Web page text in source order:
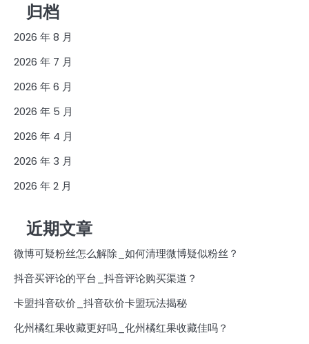
归档
2026 年 8 月
2026 年 7 月
2026 年 6 月
2026 年 5 月
2026 年 4 月
2026 年 3 月
2026 年 2 月
近期文章
微博可疑粉丝怎么解除_如何清理微博疑似粉丝？
抖音买评论的平台_抖音评论购买渠道？
卡盟抖音砍价_抖音砍价卡盟玩法揭秘
化州橘红果收藏更好吗_化州橘红果收藏佳吗？